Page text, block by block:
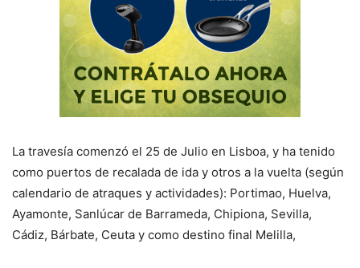
La travesía comenzó el 25 de Julio en Lisboa, y ha tenido
como puertos de recalada de ida y otros a la vuelta (según
calendario de atraques y actividades): Portimao, Huelva,
Ayamonte, Sanlúcar de Barrameda, Chipiona, Sevilla,
Cádiz, Bárbate, Ceuta y como destino final Melilla,